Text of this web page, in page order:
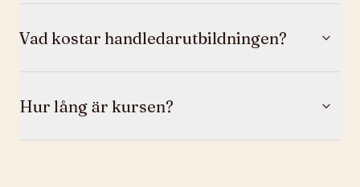
Vad kostar handledarutbildningen?
Hur lång är kursen?